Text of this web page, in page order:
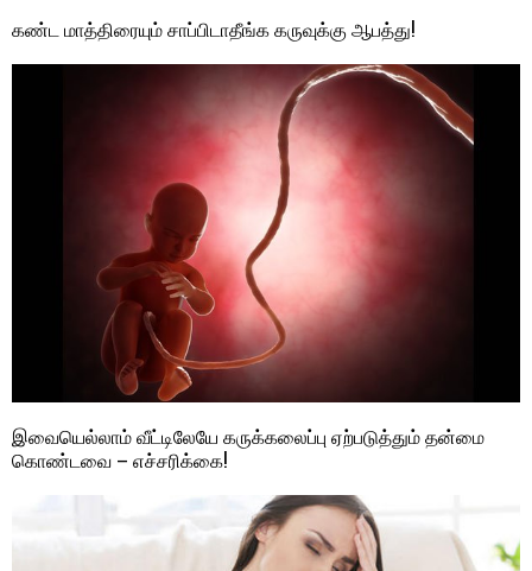
கண்ட மாத்திரையும் சாப்பிடாதீங்க கருவுக்கு ஆபத்து!
இவையெல்லாம் வீட்டிலேயே கருக்கலைப்பு ஏற்படுத்தும் தன்மை
கொண்டவை – எச்சரிக்கை!